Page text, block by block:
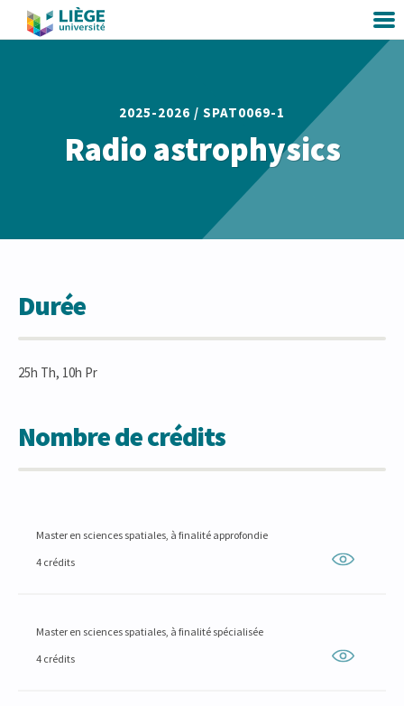
2025-2026 / SPAT0069-1
Radio astrophysics
Durée
25h Th, 10h Pr
Nombre de crédits
Master en sciences spatiales, à finalité approfondie
4 crédits
Master en sciences spatiales, à finalité spécialisée
4 crédits